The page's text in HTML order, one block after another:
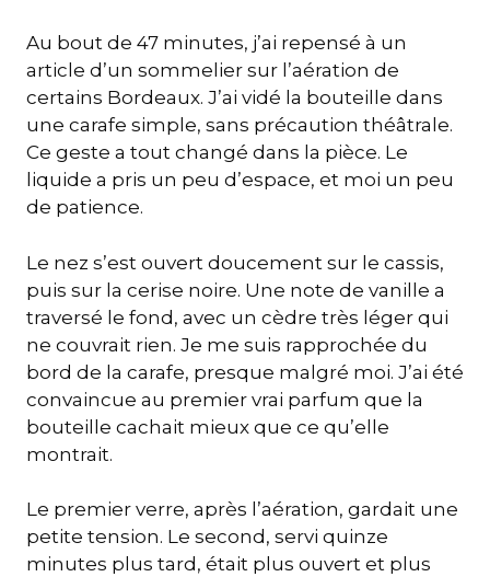
Au bout de 47 minutes, j’ai repensé à un
article d’un sommelier sur l’aération de
certains Bordeaux. J’ai vidé la bouteille dans
une carafe simple, sans précaution théâtrale.
Ce geste a tout changé dans la pièce. Le
liquide a pris un peu d’espace, et moi un peu
de patience.
Le nez s’est ouvert doucement sur le cassis,
puis sur la cerise noire. Une note de vanille a
traversé le fond, avec un cèdre très léger qui
ne couvrait rien. Je me suis rapprochée du
bord de la carafe, presque malgré moi. J’ai été
convaincue au premier vrai parfum que la
bouteille cachait mieux que ce qu’elle
montrait.
Le premier verre, après l’aération, gardait une
petite tension. Le second, servi quinze
minutes plus tard, était plus ouvert et plus